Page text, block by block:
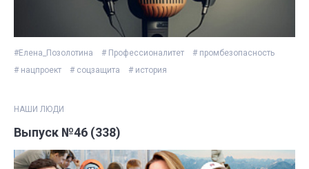
#Елена_Позолотина # Профессионалитет
# промбезопасность
# нацпроект
# соцзащита # история
НАШИ ЛЮДИ
Выпуск №46 (338)